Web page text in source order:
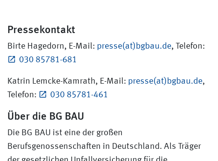
Pressekontakt
Birte Hagedorn, E-Mail: presse(at)bgbau.de, Telefon:
030 85781-681
Katrin Lemcke-Kamrath, E-Mail: presse(at)bgbau.de,
Telefon:
030 85781-461
Über die BG BAU
Die BG BAU ist eine der großen
Berufsgenossenschaften in Deutschland. Als Träger